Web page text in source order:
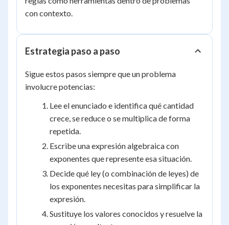
con contexto.
Estrategia paso a paso
Sigue estos pasos siempre que un problema
involucre potencias:
Lee el enunciado e identifica qué cantidad
crece, se reduce o se multiplica de forma
repetida.
Escribe una expresión algebraica con
exponentes que represente esa situación.
Decide qué ley (o combinación de leyes) de
los exponentes necesitas para simplificar la
expresión.
Sustituye los valores conocidos y resuelve la